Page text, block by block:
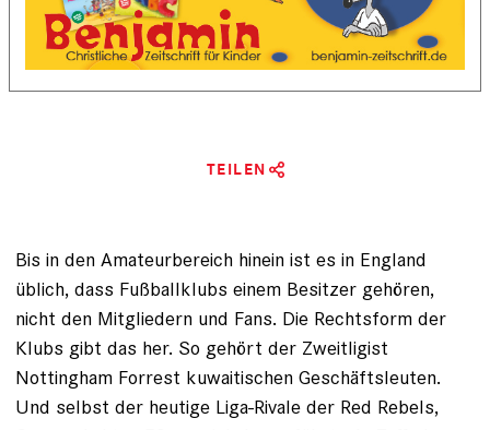
TEILEN
Bis in den Amateurbereich hinein ist es in England
üblich, dass Fußballklubs einem Besitzer gehören,
nicht den Mitgliedern und Fans. Die Rechtsform der
Klubs gibt das her. So gehört der Zweitligist
Nottingham Forrest kuwaitischen Geschäftsleuten.
Und selbst der heutige Liga-Rivale der Red Rebels,